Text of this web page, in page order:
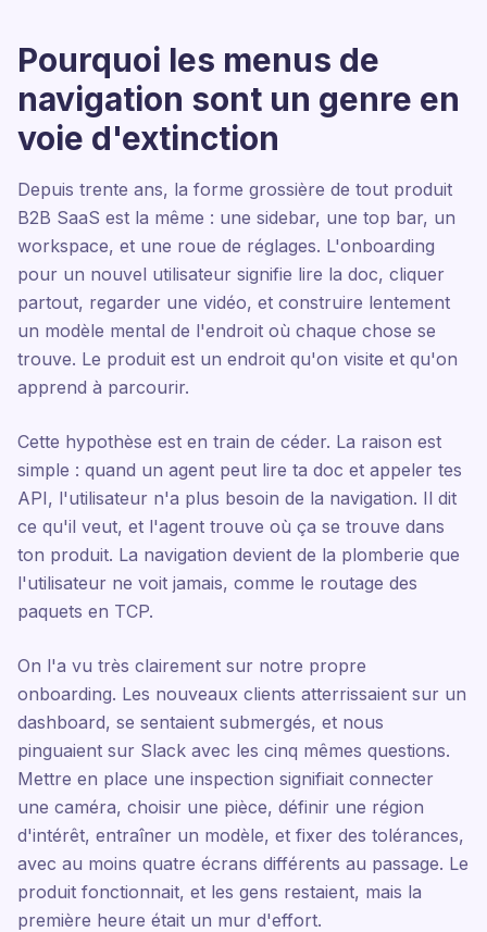
Pourquoi les menus de
navigation sont un genre en
voie d'extinction
Depuis trente ans, la forme grossière de tout produit
B2B SaaS est la même : une sidebar, une top bar, un
workspace, et une roue de réglages. L'onboarding
pour un nouvel utilisateur signifie lire la doc, cliquer
partout, regarder une vidéo, et construire lentement
un modèle mental de l'endroit où chaque chose se
trouve. Le produit est un endroit qu'on visite et qu'on
apprend à parcourir.
Cette hypothèse est en train de céder. La raison est
simple : quand un agent peut lire ta doc et appeler tes
API, l'utilisateur n'a plus besoin de la navigation. Il dit
ce qu'il veut, et l'agent trouve où ça se trouve dans
ton produit. La navigation devient de la plomberie que
l'utilisateur ne voit jamais, comme le routage des
paquets en TCP.
On l'a vu très clairement sur notre propre
onboarding. Les nouveaux clients atterrissaient sur un
dashboard, se sentaient submergés, et nous
pinguaient sur Slack avec les cinq mêmes questions.
Mettre en place une inspection signifiait connecter
une caméra, choisir une pièce, définir une région
d'intérêt, entraîner un modèle, et fixer des tolérances,
avec au moins quatre écrans différents au passage. Le
produit fonctionnait, et les gens restaient, mais la
première heure était un mur d'effort.